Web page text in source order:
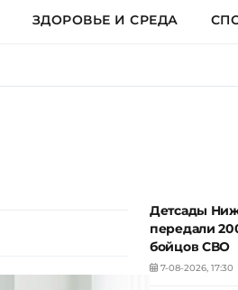
ЗДОРОВЬЕ И СРЕДА
Детсады
передали
бойцов СВО
7-08-2026, 17:30